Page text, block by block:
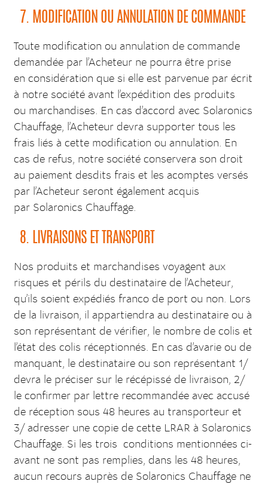
7. MODIFICATION OU ANNULATION DE COMMANDE
Toute modification ou annulation de commande
demandée par l’Acheteur ne pourra être prise
en considération que si elle est parvenue par écrit
à notre société avant l’expédition des produits
ou marchandises. En cas d’accord avec Solaronics
Chauffage, l’Acheteur devra supporter tous les
frais liés à cette modification ou annulation. En
cas de refus, notre société conservera son droit
au paiement desdits frais et les acomptes versés
par l’Acheteur seront également acquis
par Solaronics Chauffage.
8. LIVRAISONS ET TRANSPORT
Nos produits et marchandises voyagent aux
risques et périls du destinataire de l’Acheteur,
qu’ils soient expédiés franco de port ou non. Lors
de la livraison, il appartiendra au destinataire ou à
son représentant de vérifier, le nombre de colis et
l’état des colis réceptionnés. En cas d’avarie ou de
manquant, le destinataire ou son représentant 1/
devra le préciser sur le récépissé de livraison, 2/
le confirmer par lettre recommandée avec accusé
de réception sous 48 heures au transporteur et
3/ adresser une copie de cette LRAR à Solaronics
Chauffage. Si les trois conditions mentionnées ci-
avant ne sont pas remplies, dans les 48 heures,
aucun recours auprès de Solaronics Chauffage ne